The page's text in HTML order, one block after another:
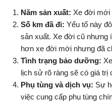
Năm sản xuất: Xe đời mới
Số km đã đi: Yếu tố này
sản xuất. Xe đời cũ nhưng
hơn xe đời mới nhưng đã
Tình trạng bảo dưỡng:
lịch sử rõ ràng sẽ có giá trị
Phụ tùng và dịch vụ: Sự
việc cung cấp phụ tùng